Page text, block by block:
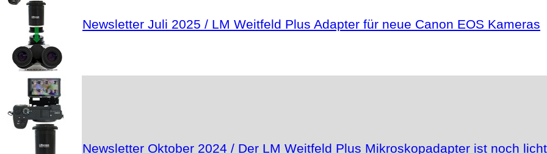
Newsletter Juli 2025 / LM Weitfeld Plus Adapter für neue Canon EOS Kameras
Newsletter Oktober 2024 / Der LM Weitfeld Plus Mikroskopadapter ist noch